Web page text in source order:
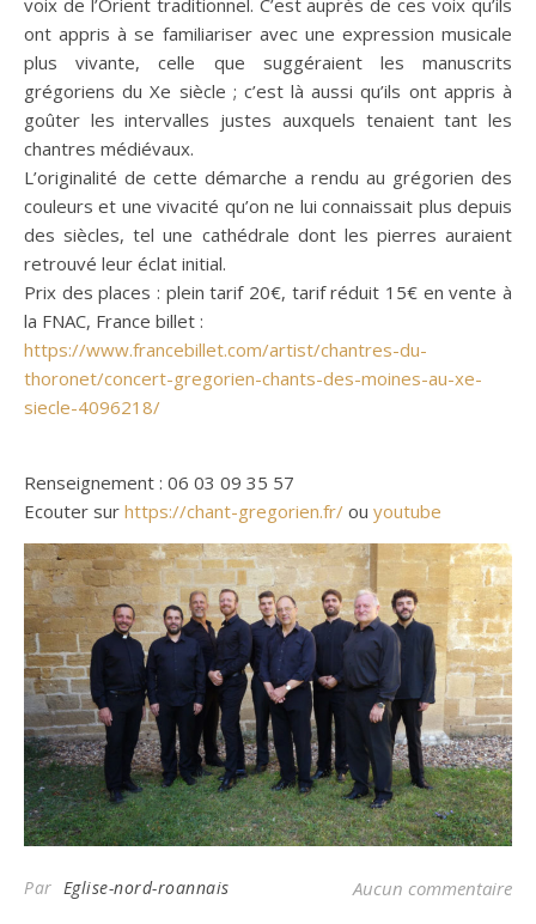
voix de l’Orient traditionnel. C’est auprès de ces voix qu’ils
ont appris à se familiariser avec une expression musicale
plus vivante, celle que suggéraient les manuscrits
grégoriens du Xe siècle ; c’est là aussi qu’ils ont appris à
goûter les intervalles justes auxquels tenaient tant les
chantres médiévaux.
L’originalité de cette démarche a rendu au grégorien des
couleurs et une vivacité qu’on ne lui connaissait plus depuis
des siècles, tel une cathédrale dont les pierres auraient
retrouvé leur éclat initial.
Prix des places : plein tarif 20€, tarif réduit 15€ en vente à
la FNAC, France billet :
https://www.francebillet.com/artist/chantres-du-
thoronet/concert-gregorien-chants-des-moines-au-xe-
siecle-4096218/
Renseignement : 06 03 09 35 57
Ecouter sur https://chant-gregorien.fr/ ou youtube
Par Eglise-nord-roannais Aucun commentaire